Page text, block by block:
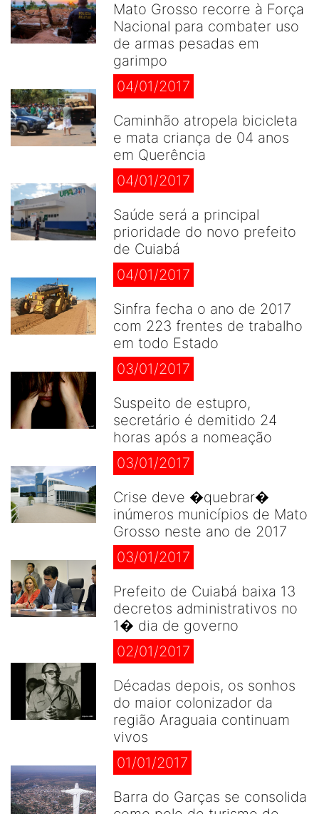
Mato Grosso recorre à Força
Nacional para combater uso
de armas pesadas em
garimpo
04/01/2017
Caminhão atropela bicicleta
e mata criança de 04 anos
em Querência
04/01/2017
Saúde será a principal
prioridade do novo prefeito
de Cuiabá
04/01/2017
Sinfra fecha o ano de 2017
com 223 frentes de trabalho
em todo Estado
03/01/2017
Suspeito de estupro,
secretário é demitido 24
horas após a nomeação
03/01/2017
Crise deve �quebrar�
inúmeros municípios de Mato
Grosso neste ano de 2017
03/01/2017
Prefeito de Cuiabá baixa 13
decretos administrativos no
1� dia de governo
02/01/2017
Décadas depois, os sonhos
do maior colonizador da
região Araguaia continuam
vivos
01/01/2017
Barra do Garças se consolida